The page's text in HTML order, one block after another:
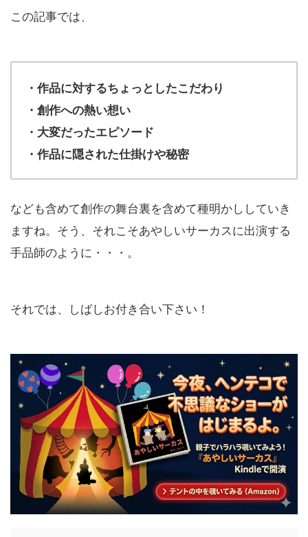
この記事では、
・作品に対するちょっとしたこだわり
・創作への熱い想い
・大変だったエピソード
・作品に隠された仕掛けや秘密
なども含めて創作の舞台裏を含めて種明かししていき
ますね。そう、それこそあやしいサーカスに出演する
手品師のように・・・。
それでは、しばしお付き合い下さい！